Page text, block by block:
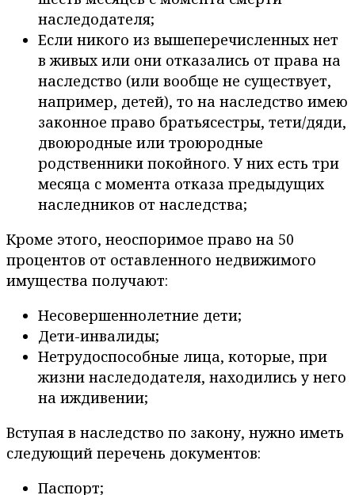
наследодателя;
Если никого из вышеперечисленных нет
в живых или они отказались от права на
наследство (или вообще не существует,
например, детей), то на наследство имею
законное право братьясестры, тети/дяди,
двоюродные или троюродные
родственники покойного. У них есть три
месяца с момента отказа предыдущих
наследников от наследства;
Кроме этого, неоспоримое право на 50
процентов от оставленного недвижимого
имущества получают:
Несовершеннолетние дети;
Дети-инвалиды;
Нетрудоспособные лица, которые, при
жизни наследодателя, находились у него
на иждивении;
Вступая в наследство по закону, нужно иметь
следующий перечень документов:
Паспорт;